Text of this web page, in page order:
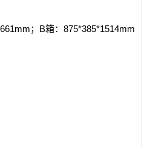
；B箱：875*385*1514mm